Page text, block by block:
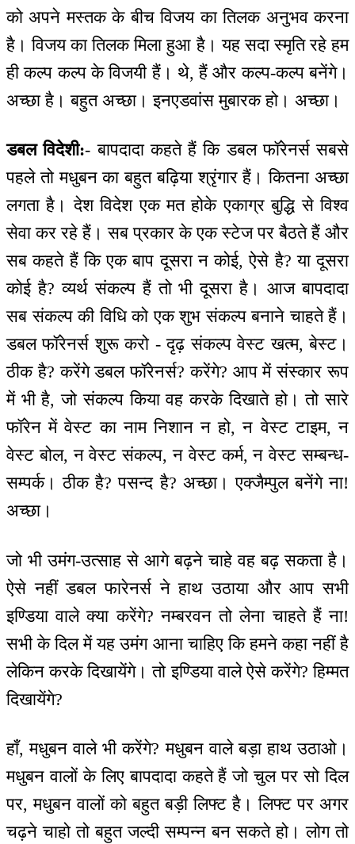
को अपने मस्तक के बीच विजय का तिलक अनुभव करना
है। विजय का तिलक मिला हुआ है। यह सदा स्मृति रहे हम
ही कल्प कल्प के विजयी हैं। थे, हैं और कल्प-कल्प बनेंगे।
अच्छा है। बहुत अच्छा। इनएडवांस मुबारक हो। अच्छा।
डबल विदेशी:- बापदादा कहते हैं कि डबल फॉरेनर्स सबसे
पहले तो मधुबन का बहुत बढ़िया श्रृंगार हैं। कितना अच्छा
लगता है। देश विदेश एक मत होके एकाग्र बुद्धि से विश्व
सेवा कर रहे हैं। सब प्रकार के एक स्टेज पर बैठते हैं और
सब कहते हैं कि एक बाप दूसरा न कोई, ऐसे है? या दूसरा
कोई है? व्यर्थ संकल्प हैं तो भी दूसरा है। आज बापदादा
सब संकल्प की विधि को एक शुभ संकल्प बनाने चाहते हैं।
डबल फॉरेनर्स शुरू करो - दृढ़ संकल्प वेस्ट खत्म, बेस्ट।
ठीक है? करेंगे डबल फॉरेनर्स? करेंगे? आप में संस्कार रूप
में भी है, जो संकल्प किया वह करके दिखाते हो। तो सारे
फॉरेन में वेस्ट का नाम निशान न हो, न वेस्ट टाइम, न
वेस्ट बोल, न वेस्ट संकल्प, न वेस्ट कर्म, न वेस्ट सम्बन्ध-
सम्पर्क। ठीक है? पसन्द है? अच्छा। एक्जैम्पुल बनेंगे ना!
अच्छा।
जो भी उमंग-उत्साह से आगे बढ़ने चाहे वह बढ़ सकता है।
ऐसे नहीं डबल फारेनर्स ने हाथ उठाया और आप सभी
इण्डिया वाले क्या करेंगे? नम्बरवन तो लेना चाहते हैं ना!
सभी के दिल में यह उमंग आना चाहिए कि हमने कहा नहीं है
लेकिन करके दिखायेंगे। तो इण्डिया वाले ऐसे करेंगे? हिम्मत
दिखायेंगे?
हाँ, मधुबन वाले भी करेंगे? मधुबन वाले बड़ा हाथ उठाओ।
मधुबन वालों के लिए बापदादा कहते हैं जो चुल पर सो दिल
पर, मधुबन वालों को बहुत बड़ी लिफ्ट है। लिफ्ट पर अगर
चढ़ने चाहो तो बहुत जल्दी सम्पन्न बन सकते हो। लोग तो